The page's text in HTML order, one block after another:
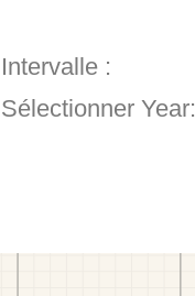
Intervalle :
Sélectionner Year: